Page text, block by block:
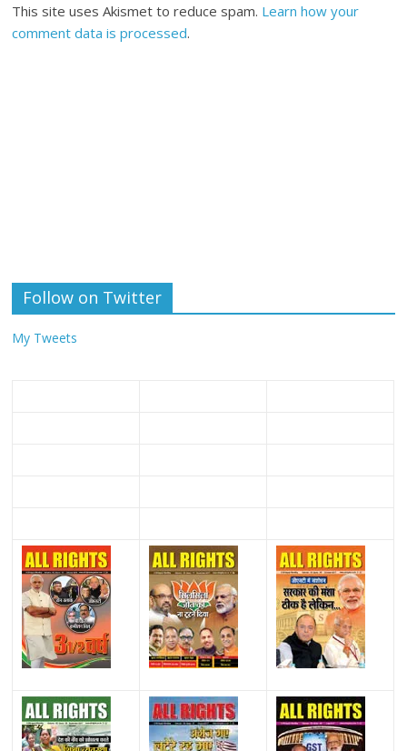
This site uses Akismet to reduce spam. Learn how your
comment data is processed.
Follow on Twitter
My Tweets